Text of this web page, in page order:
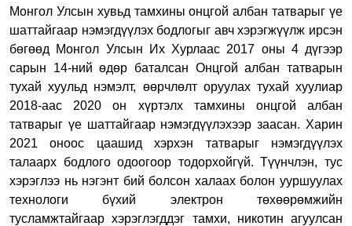
Монгол Улсын хувьд тамхины онцгой албан татварыг үе
шаттайгаар нэмэгдүүлэх бодлогыг авч хэрэгжүүлж ирсэн
бөгөөд Монгол Улсын Их Хурлаас 2017 оны 4 дүгээр
сарын 14-ний өдөр баталсан Онцгой албан татварын
тухай хуульд нэмэлт, өөрчлөлт оруулах тухай хуулиар
2018-аас 2020 он хүртэлх тамхины онцгой албан
татварыг үе шаттайгаар нэмэгдүүлэхээр заасан. Харин
2021 оноос цаашид хэрхэн татварыг нэмэгдүүлэх
талаарх бодлого одоогоор тодорхойгүй. Түүнчлэн, тус
хэрэглээ нь нэгэнт бий болсон халаах болон ууршуулах
технологи бүхий электрон төхөөрөмжийн
тусламжтайгаар хэрэглэгддэг тамхи, никотин агуулсан